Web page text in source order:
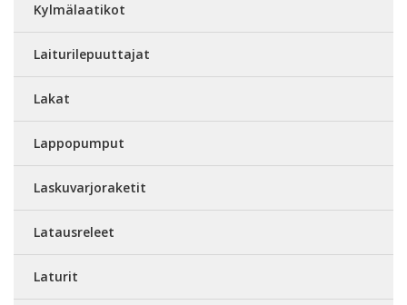
Kylmälaatikot
Laiturilepuuttajat
Lakat
Lappopumput
Laskuvarjoraketit
Latausreleet
Laturit